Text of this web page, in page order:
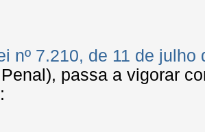
nº 7.210, de 11 de julho
passa a vigorar